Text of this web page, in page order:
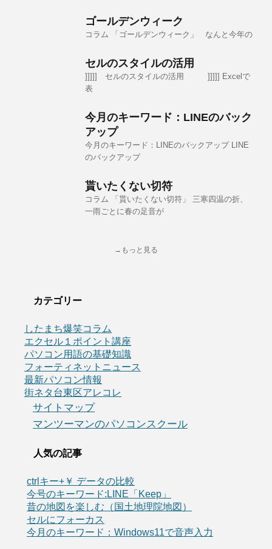
ゴールデンウィーク
コラム 「ゴールデンウィーク」 なんと今年の
セルのスタイルの活用
]]]]] セルのスタイルの活用 ]]]]] Excelで
表
今月のキーワード：LINEのバック
アップ
今月のキーワード：LINEのバックアップ LINE
のバックアップ
貰いたくない切符
コラム 「貰いたくない切符」 三寒四温の折、
一雨ごとに春の足音が
→もっと見る
カテゴリー
したまち爆笑コラム
エクセル１ポイント講座
パソコン用語の基礎知識
フォーティネットニュース
最新パソコン情報
街ネタ台東区アレコレ
サイトマップ
マンツーマンのパソコンスクール
人気の記事
ctrlキー+￥ データの比較
今号のキーワード:LINE「Keep」
昔の地図を楽しむ（国土地理院地図）
セルにフォーカス
今月のキーワード：Windows11で音声入力